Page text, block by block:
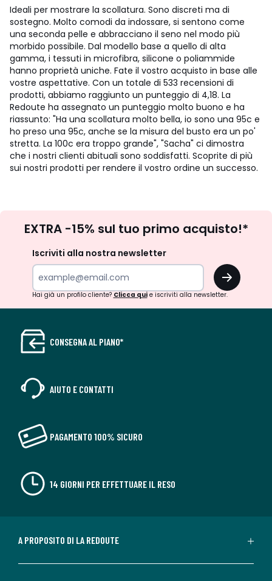
Ideali per mostrare la scollatura. Sono discreti ma di
sostegno. Molto comodi da indossare, si sentono come
una seconda pelle e abbracciano il seno nel modo più
morbido possibile. Dal modello base a quello di alta
gamma, i tessuti in microfibra, silicone o poliammide
hanno proprietà uniche. Fate il vostro acquisto in base alle
vostre aspettative. Con un totale di 533 recensioni di
prodotti, abbiamo raggiunto un punteggio di 4,18. La
Redoute ha assegnato un punteggio molto buono e ha
riassunto: "Ha una scollatura molto bella, io sono una 95c e
ho preso una 95c, anche se la misura del busto era un po'
stretta. La 100c era troppo grande", "Sacha" ci dimostra
che i nostri clienti abituali sono soddisfatti. Scoprite di più
sui nostri prodotti per rendere il vostro ordine un successo.
newsletter
EXTRA -15% sul tuo primo acquisto!*
Iscriviti alla nostra newsletter
OK
Hai già un profilo cliente? Clicca quie iscriviti alla newsletter.
CONSEGNA AL PIANO*
AIUTO E CONTATTI
PAGAMENTO 100% SICURO
14 GIORNI PER EFFETTUARE IL RESO
A PROPOSITO DI LA REDOUTE